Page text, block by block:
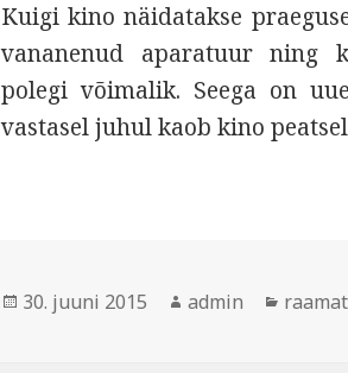
Kuigi kino näidatakse
vananenud aparatuur ning
polegi võimalik. Seega on
vastasel juhul kaob kino
Postitatud
30. juuni 2015 Autor
admin